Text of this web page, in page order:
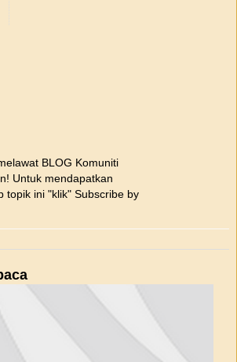
BLOG Komuniti
Untuk mendapatkan
topik ini "klik" Subscribe by